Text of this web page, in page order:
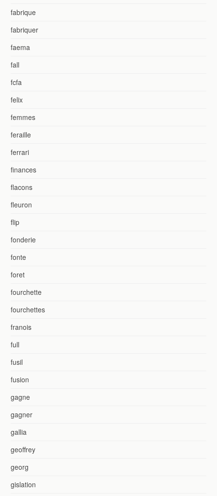
fabrique
fabriquer
faema
fall
fcfa
felix
femmes
feraille
ferrari
finances
flacons
fleuron
flip
fonderie
fonte
foret
fourchette
fourchettes
franois
full
fusil
fusion
gagne
gagner
gallia
geoffrey
georg
gislation